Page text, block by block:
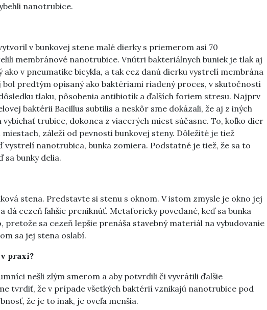
nanotrubice.
v bunkovej stene malé dierky s priemerom asi 70
membránové nanotrubice. Vnútri bakteriálnych buniek je tlak aj
v pneumatike bicykla, a tak cez danú dierku vystrelí membrána
predtým opísaný ako baktériami riadený proces, v skutočnosti
tlaku, pôsobenia antibiotík a ďalších foriem stresu. Najprv
baktérii Bacillus subtilis a neskôr sme dokázali, že aj z iných
trubice, dokonca z viacerých miest súčasne. To, koľko dier
miestach, záleží od pevnosti bunkovej steny. Dôležité je tiež
vystrelí nanotrubica, bunka zomiera. Podstatné je tiež, že sa to
sa bunky delia.
stena. Predstavte si stenu s oknom. V istom zmysle je okno jej
dá cezeň ľahšie preniknúť. Metaforicky povedané, keď sa bunka
pretože sa cezeň lepšie prenáša stavebný materiál na vybudovanie
sa jej stena oslabí.
praxi?
nešli zlým smerom a aby potvrdili či vyvrátili ďalšie
tvrdiť, že v prípade všetkých baktérií vznikajú nanotrubice pod
že je to inak, je oveľa menšia.